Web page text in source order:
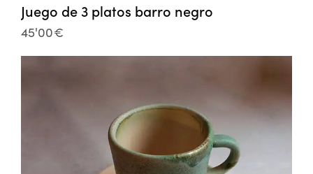
Juego de 3 platos barro negro
45'00€